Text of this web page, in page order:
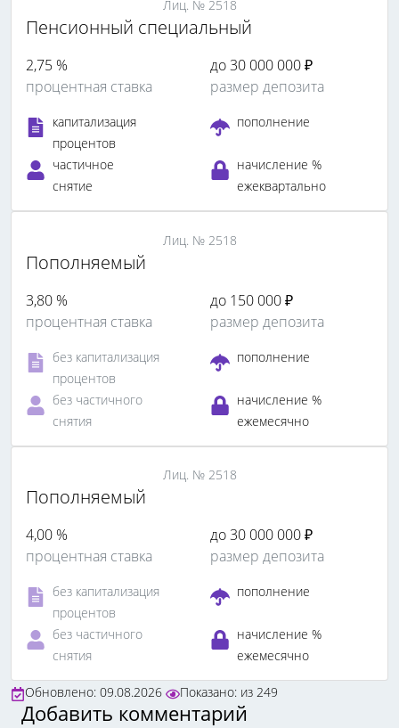
Лиц. № 2518
Пенсионный специальный
2,75 %
процентная ставка
до 30 000 000 ₽
размер депозита
капитализация
процентов
пополнение
частичное
снятие
начисление %
ежеквартально
Лиц. № 2518
Пополняемый
3,80 %
процентная ставка
до 150 000 ₽
размер депозита
без капитализация
процентов
пополнение
без частичного
снятия
начисление %
ежемесячно
Лиц. № 2518
Пополняемый
4,00 %
процентная ставка
до 30 000 000 ₽
размер депозита
без капитализация
процентов
пополнение
без частичного
снятия
начисление %
ежемесячно
Обновлено: 09.08.2026 Показано: из 249
Добавить комментарий